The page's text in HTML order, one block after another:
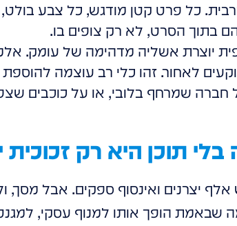
כל פרט קטן מודגש, כל צבע
בתוך הסרט, לא רק צופים בו.
יוצרת אשליה מדהימה של עומק.
לאחור. זהו כלי רב עוצמה
שמרחף בלובי, או על כוכבים
תוכן היא רק זכוכית
יצרנים ואינסוף ספקים. אבל מסך,
שבאמת הופך אותו למנוף עסקי,